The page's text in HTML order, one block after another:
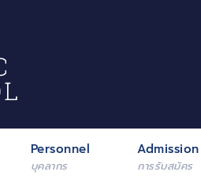
Personnel
บุคลากร
Admission
การรับสมัคร